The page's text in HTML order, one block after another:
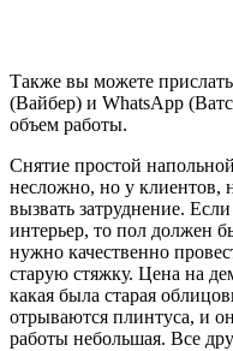
Также вы можете
(Вайбер) и WhatsApp
объем работы.
Снятие простой
несложно, но у клиентов,
вызвать затруднение.
интерьер, то пол должен
нужно качественно
старую стяжку. Цена на
какая была старая
отрываются плинтуса, и
работы небольшая. Все